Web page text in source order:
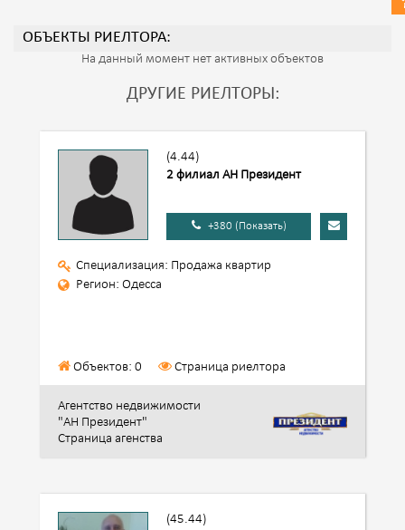
ОБЪЕКТЫ РИЕЛТОРА:
На данный момент нет активных объектов
ДРУГИЕ РИЕЛТОРЫ:
(4.44)
2 филиал АН Президент
+380 (Показать)
Специализация: Продажа квартир
Регион: Одесса
Объектов: 0 Страница риелтора
Агентство недвижимости
"АН Президент"
Страница агенства
(45.44)